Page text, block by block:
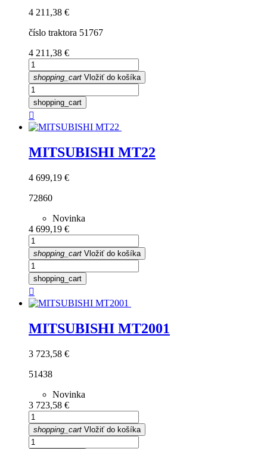
Cena
4 211,38 €
číslo traktora 51767
Cena
4 211,38 €
shopping_cart Vložiť do košíka
shopping_cart

MITSUBISHI MT22
Cena
4 699,19 €
72860
Novinka
Cena
4 699,19 €
shopping_cart Vložiť do košíka
shopping_cart

MITSUBISHI MT2001
Cena
3 723,58 €
51438
Novinka
Cena
3 723,58 €
shopping_cart Vložiť do košíka